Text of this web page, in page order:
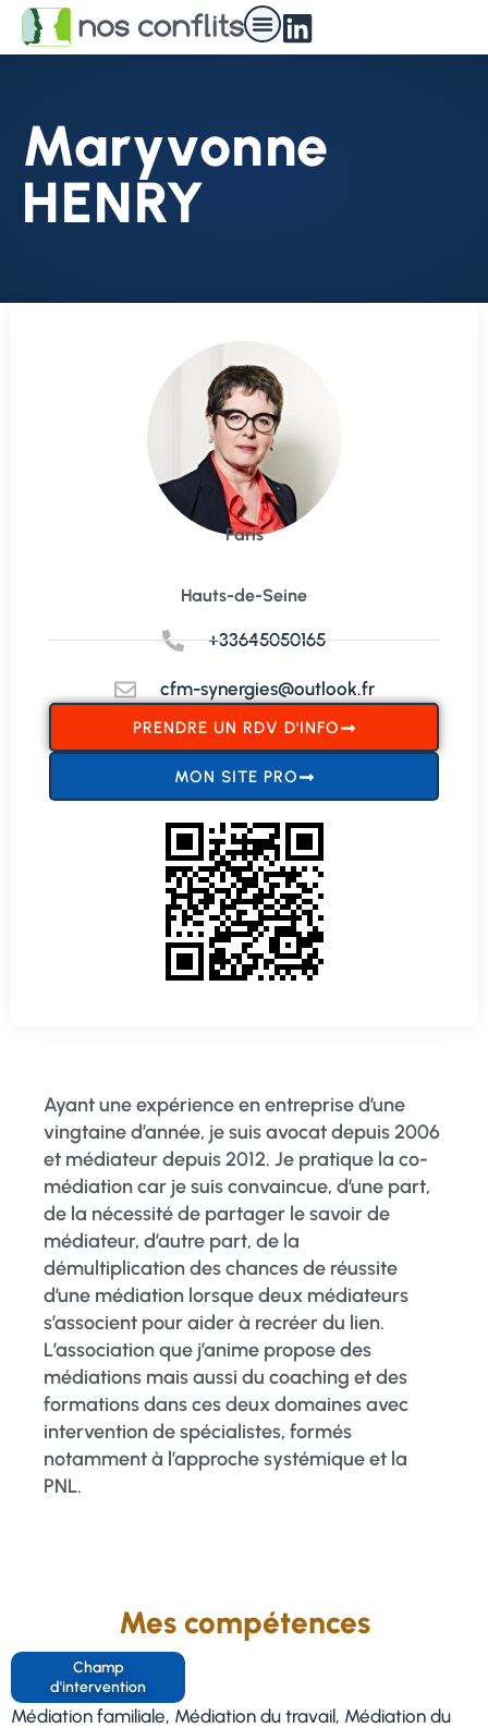
Maryvonne
HENRY
Paris
Hauts-de-Seine
+33645050165
cfm-synergies@outlook.fr
PRENDRE UN RDV D'INFO
MON SITE PRO
Ayant une expérience en entreprise d’une
vingtaine d’année, je suis avocat depuis 2006
et médiateur depuis 2012. Je pratique la co-
médiation car je suis convaincue, d’une part,
de la nécessité de partager le savoir de
médiateur, d’autre part, de la
démultiplication des chances de réussite
d’une médiation lorsque deux médiateurs
s’associent pour aider à recréer du lien.
L’association que j’anime propose des
médiations mais aussi du coaching et des
formations dans ces deux domaines avec
intervention de spécialistes, formés
notamment à l’approche systémique et la
PNL.
Mes compétences
Champ
d'intervention
Médiation familiale, Médiation du travail, Médiation du